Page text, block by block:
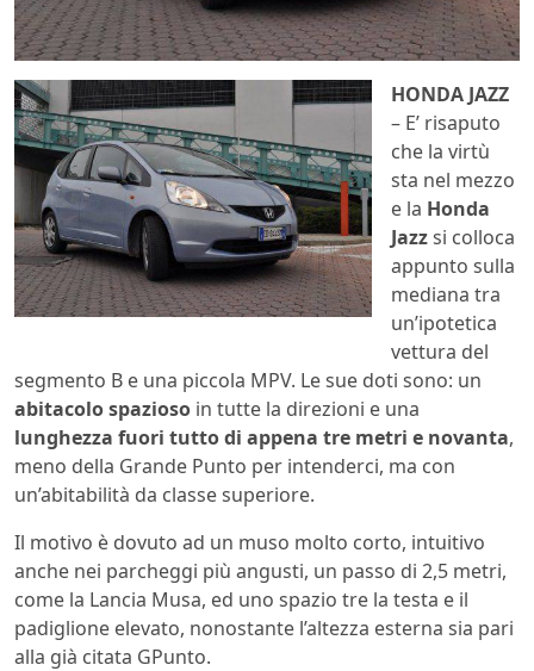
HONDA JAZZ
– E’ risaputo
che la virtù
sta nel mezzo
e la Honda
Jazzsi colloca
appunto sulla
mediana tra
un’ipotetica
vettura del
segmento B e una piccola MPV. Le sue doti sono: un
abitacolo spazioso in tutte la direzioni e una
lunghezza fuori tutto di appena tre metri e novanta,
meno della Grande Punto per intenderci, ma con
un’abitabilità da classe superiore.
Il motivo è dovuto ad un muso molto corto, intuitivo
anche nei parcheggi più angusti, un passo di 2,5 metri,
come la Lancia Musa, ed uno spazio tre la testa e il
padiglione elevato, nonostante l’altezza esterna sia pari
alla già citata GPunto.